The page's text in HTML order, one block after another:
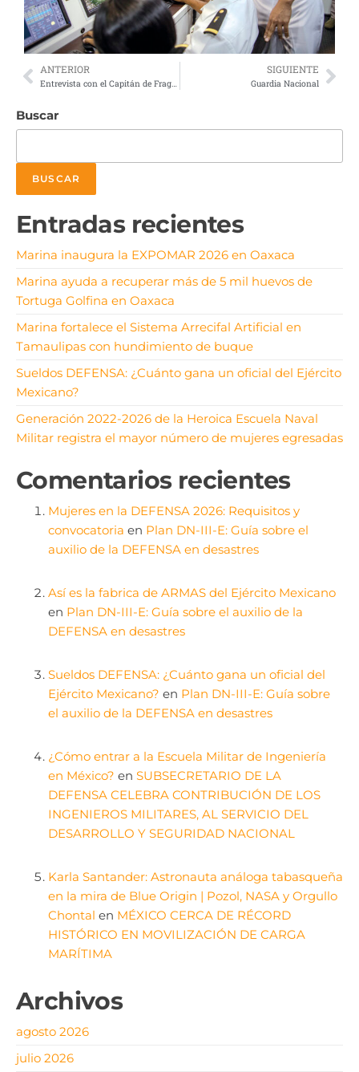
ANTERIOR
Entrevista con el Capitán de Fragata CG José Guadalupe Herrera Solórzano- Semar
SIGUIENTE
Guardia Nacional
Buscar
BUSCAR
Entradas recientes
Marina inaugura la EXPOMAR 2026 en Oaxaca
Marina ayuda a recuperar más de 5 mil huevos de
Tortuga Golfina en Oaxaca
Marina fortalece el Sistema Arrecifal Artificial en
Tamaulipas con hundimiento de buque
Sueldos DEFENSA: ¿Cuánto gana un oficial del Ejército
Mexicano?
Generación 2022-2026 de la Heroica Escuela Naval
Militar registra el mayor número de mujeres egresadas
Comentarios recientes
Mujeres en la DEFENSA 2026: Requisitos y
convocatoria en Plan DN-III-E: Guía sobre el
auxilio de la DEFENSA en desastres
Así es la fabrica de ARMAS del Ejército Mexicano
en Plan DN-III-E: Guía sobre el auxilio de la
DEFENSA en desastres
Sueldos DEFENSA: ¿Cuánto gana un oficial del
Ejército Mexicano? en Plan DN-III-E: Guía sobre
el auxilio de la DEFENSA en desastres
¿Cómo entrar a la Escuela Militar de Ingeniería
en México? en SUBSECRETARIO DE LA
DEFENSA CELEBRA CONTRIBUCIÓN DE LOS
INGENIEROS MILITARES, AL SERVICIO DEL
DESARROLLO Y SEGURIDAD NACIONAL
Karla Santander: Astronauta análoga tabasqueña
en la mira de Blue Origin | Pozol, NASA y Orgullo
Chontal en MÉXICO CERCA DE RÉCORD
HISTÓRICO EN MOVILIZACIÓN DE CARGA
MARÍTIMA
Archivos
agosto 2026
julio 2026